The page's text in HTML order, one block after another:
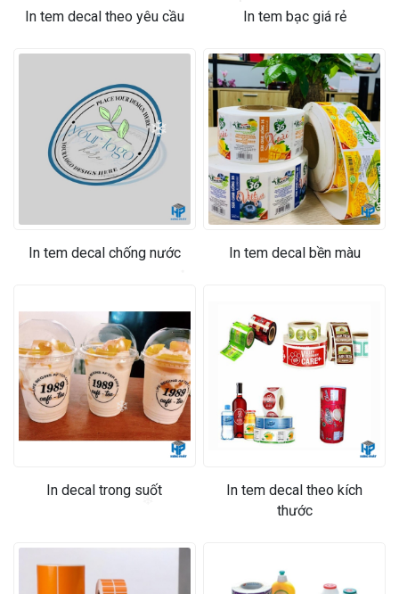
In tem decal theo yêu cầu In tem bạc giá rẻ
In tem decal chống nước In tem decal bền màu
In decal trong suốt
In tem decal theo kích
thước
❄
❄
❄